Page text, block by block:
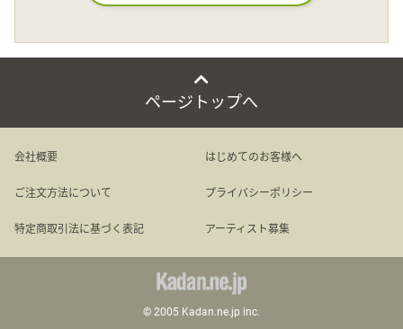
日本語
English
ページトップへ
会社概要 はじめてのお客様へ
ご注文方法について プライバシーポリシー
特定商取引法に基づく表記 アーティスト募集
© 2005 Kadan.ne.jp inc.